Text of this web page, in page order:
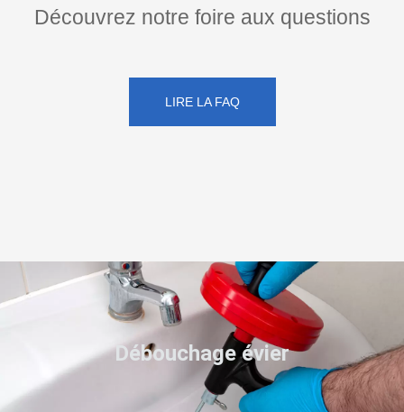
Découvrez notre foire aux questions
LIRE LA FAQ
Débouchage évier